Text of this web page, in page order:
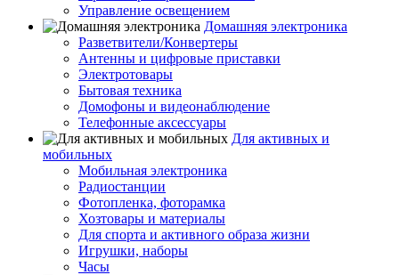
Управление освещением
Домашняя электроника
Разветвители/Конвертеры
Антенны и цифровые приставки
Электротовары
Бытовая техника
Домофоны и видеонаблюдение
Телефонные аксессуары
Для активных и
мобильных
Мобильная электроника
Радиостанции
Фотопленка, фоторамка
Хозтовары и материалы
Для спорта и активного образа жизни
Игрушки, наборы
Часы